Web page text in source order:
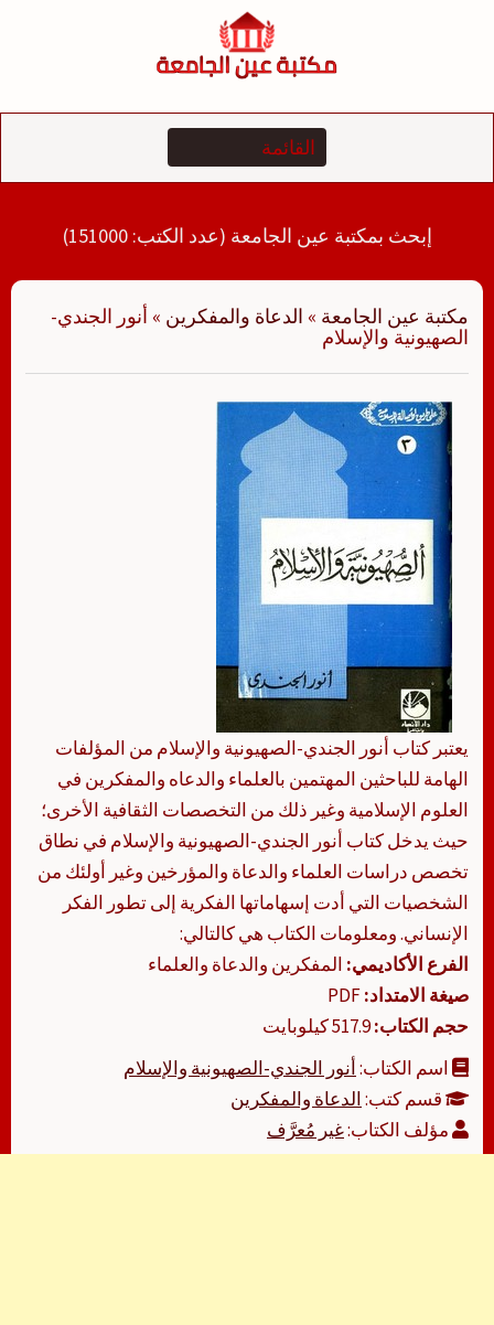
إبحث بمكتبة عين الجامعة (عدد الكتب: 151000)
مكتبة عين الجامعة » الدعاة والمفكرين » أنور الجندي-
الصهيونية والإسلام
يعتبر كتاب أنور الجندي-الصهيونية والإسلام من المؤلفات
الهامة للباحثين المهتمين بالعلماء والدعاه والمفكرين في
العلوم الإسلامية وغير ذلك من التخصصات الثقافية الأخرى؛
حيث يدخل كتاب أنور الجندي-الصهيونية والإسلام في نطاق
تخصص دراسات العلماء والدعاة والمؤرخين وغير أولئك من
الشخصيات التي أدت إسهاماتها الفكرية إلى تطور الفكر
الإنساني. ومعلومات الكتاب هي كالتالي:
الفرع الأكاديمي: المفكرين والدعاة والعلماء
صيغة الامتداد:
حجم الكتاب:517.9 كيلوبايت
اسم الكتاب:أنور الجندي-الصهيونية والإسلام
قسم كتب:الدعاة والمفكرين
مؤلف الكتاب:غير مُعرَّف